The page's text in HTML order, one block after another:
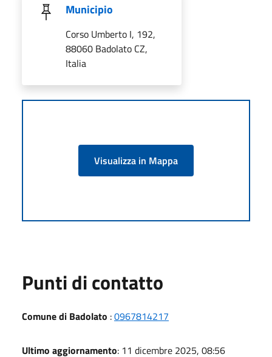
Municipio
Corso Umberto I, 192,
88060 Badolato CZ,
Italia
Visualizza in Mappa
Punti di contatto
Comune di Badolato :0967814217
Ultimo aggiornamento: 11 dicembre 2025, 08:56